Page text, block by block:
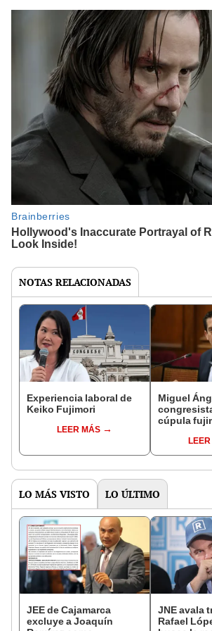
NOTAS RELACIONADAS
Experiencia laboral de
Keiko Fujimori
LEER MÁS
Miguel
cúpula
del Senado
LO MÁS VISTO LO ÚLTIMO
JEE de Cajamarca
excluye a Joaquín
JNE avala
Rafael